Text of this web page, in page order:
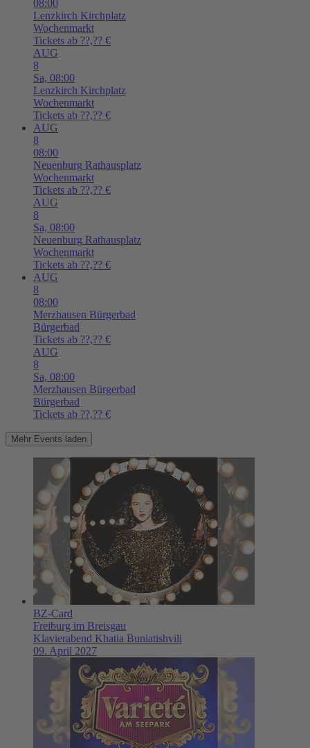
08:00
Lenzkirch Kirchplatz
Wochenmarkt
Tickets ab ??,?? €
AUG
8
Sa, 08:00
Lenzkirch Kirchplatz
Wochenmarkt
Tickets ab ??,?? €
AUG
8
08:00
Neuenburg Rathausplatz
Wochenmarkt
Tickets ab ??,?? €
AUG
8
Sa, 08:00
Neuenburg Rathausplatz
Wochenmarkt
Tickets ab ??,?? €
AUG
8
08:00
Merzhausen Bürgerbad
Bürgerbad
Tickets ab ??,?? €
AUG
8
Sa, 08:00
Merzhausen Bürgerbad
Bürgerbad
Tickets ab ??,?? €
Mehr Events laden
BZ-Card
Freiburg im Breisgau
Klavierabend Khatia Buniatishvili
09. April 2027